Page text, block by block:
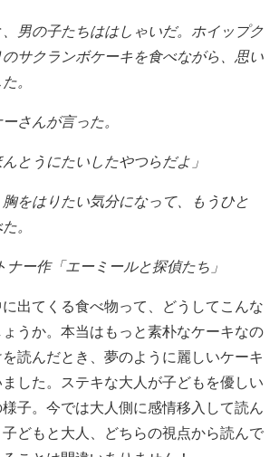
男の子たちははしゃいだ。ホイップク
のサクランボケーキを食べながら、思い
。
さんが言った。
んとうにたいしたやつらだよ」
をはりたい気分になって、もうひと
。
ー作「エーミールと探偵たち」
出てくる食べ物って、どうしてこんな
うか。本当はもっと素朴なケーキなの
読んだとき、夢のように麗しいケーキ
した。ステキな大人が子どもを優しい
子。今では大人側に感情移入して読ん
どもと大人、どちらの視点から読んで